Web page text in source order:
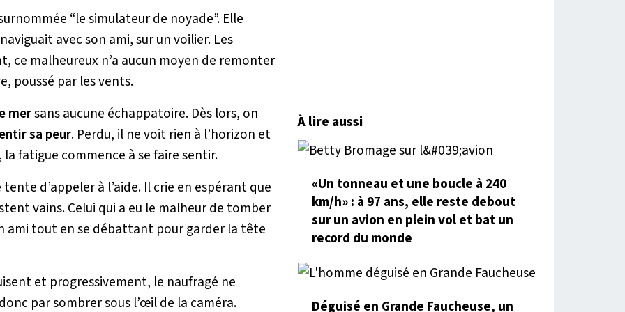
“le simulateur de noyade”. Elle
avec son ami, sur un voilier. Les
malheureux n’a aucun moyen de remonter
poussé par les vents.
mersans aucune échappatoire. Dès lors, on
sa peur. Perdu, il ne voit rien à l’horizon et
fatigue commence à se faire sentir.
d’appeler à l’aide. Il crie en espérant que
vains. Celui qui a eu le malheur de tomber
ami tout en se débattant pour garder la tête
et progressivement, le naufragé ne
par sombrer sous l’œil de la caméra.
À lire aussi
«Un tonneau et une boucle à 240
km/h» : à 97 ans, elle reste debout
sur un avion en plein vol et bat un
record du monde
Déguisé en Grande Faucheuse, un